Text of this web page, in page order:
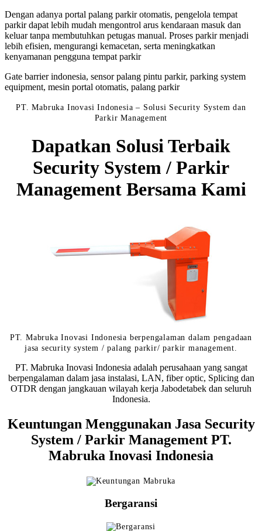
Dengan adanya portal palang parkir otomatis, pengelola tempat
parkir dapat lebih mudah mengontrol arus kendaraan masuk dan
keluar tanpa membutuhkan petugas manual. Proses parkir menjadi
lebih efisien, mengurangi kemacetan, serta meningkatkan
kenyamanan pengguna tempat parkir
Gate barrier indonesia, sensor palang pintu parkir, parking system
equipment, mesin portal otomatis, palang parkir
PT. Mabruka Inovasi Indonesia – Solusi Security System dan
Parkir Management
Dapatkan Solusi Terbaik
Security System / Parkir
Management Bersama Kami
PT. Mabruka Inovasi Indonesia berpengalaman dalam pengadaan
jasa security system / palang parkir/ parkir management.
PT. Mabruka Inovasi Indonesia adalah perusahaan yang sangat
berpengalaman dalam jasa instalasi, LAN, fiber optic, Splicing dan
OTDR dengan jangkauan wilayah kerja Jabodetabek dan seluruh
Indonesia.
Keuntungan Menggunakan Jasa Security
System / Parkir Management PT.
Mabruka Inovasi Indonesia
Bergaransi